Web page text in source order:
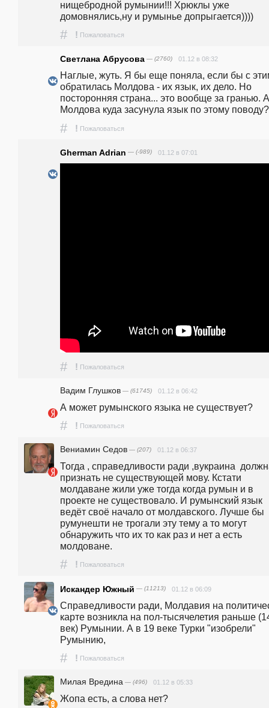
нищебродной румынии!!! Хрюклы уже
домовнялись,ну и румынье допрыгается))))
# ! Пожаловаться
Светлана Абрусова — (2760) 01.12 в 08:32
Наглые, жуть. Я бы еще поняла, если бы с
обратилась Молдова - их язык, их дело. Но
посторонняя страна... это вообще за гранью. А
Молдова куда засунула язык по этому поводу?
# ! Пожаловаться
Gherman Adrian — (-989) 01.12 в 07:01
# ! Пожаловаться
Вадим Глушков — (61745) 01.12 в 06:42
А может румынского языка не существует?
# ! Пожаловаться
Вениамин Седов — (207) 01.12 в 06:37
Тогда , справедливости ради ,вукраина
признать не существующей мову. Кстати
молдаване жили уже тогда когда румын и в
проекте не существовало. И румынский язык
ведёт своё начало от молдавского. Лучше бы
румунешти не трогали эту тему а то могут
обнаружить что их то как раз и нет а есть
молдоване.
# ! Пожаловаться
Искандер Южный — (11213) 01.12 в 06:09
Справедливости ради, Молдавия на
карте возникла на пол-тысячелетия раньше
век) Румынии. А в 19 веке Турки "изобрели"
Румынию,
# ! Пожаловаться
Милая Вредина — (496) 01.12 в 05:33
Жопа есть, а слова нет?